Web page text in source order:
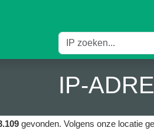
IP-
gevonden. Volgens onze locatie